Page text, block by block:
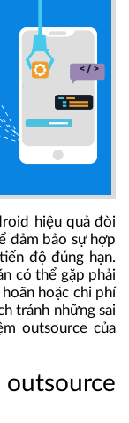
hiệu quả đòi
đảm bảo sự hợp
độ đúng hạn.
có thể gặp phải
hoặc chi phí
tránh những sai
outsource của